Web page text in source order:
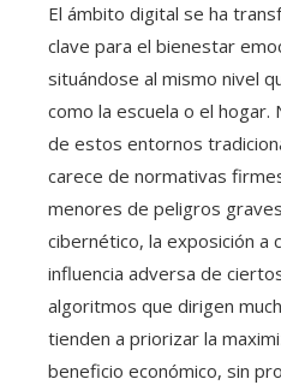
El ámbito digital se ha
clave para el bienestar
situándose al mismo nivel
como la escuela o el
de estos entornos
carece de normativas
menores de peligros
cibernético, la exposición a
influencia adversa de
algoritmos que dirigen
tienden a priorizar la
beneficio económico, sin